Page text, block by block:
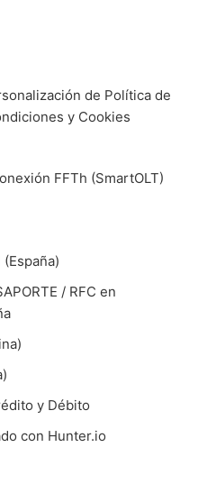
de Política de
y Cookies
FFTh (SmartOLT)
/ RFC en
y Débito
con Hunter.io